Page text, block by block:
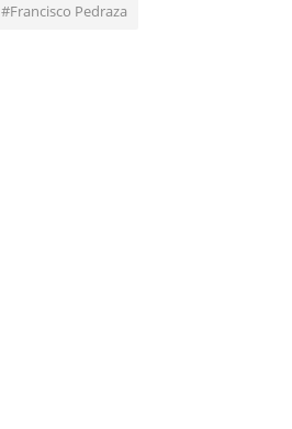
#Francisco Pedraza